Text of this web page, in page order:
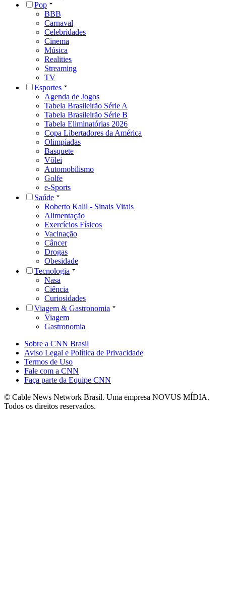
Pop
BBB
Carnaval
Celebridades
Cinema
Música
Realities
Streaming
TV
Esportes
Agenda de Jogos
Tabela Brasileirão Série A
Tabela Brasileirão Série B
Tabela Eliminatórias 2026
Copa Libertadores da América
Olimpíadas
Basquete
Vôlei
Automobilismo
Golfe
e-Sports
Saúde
Roberto Kalil - Sinais Vitais
Alimentação
Exercícios Físicos
Vacinação
Câncer
Drogas
Obesidade
Tecnologia
Nasa
Ciência
Curiosidades
Viagem & Gastronomia
Viagem
Gastronomia
Sobre a CNN Brasil
Aviso Legal e Política de Privacidade
Termos de Uso
Fale com a CNN
Faça parte da Equipe CNN
© Cable News Network Brasil. Uma empresa NOVUS MÍDIA.
Todos os direitos reservados.